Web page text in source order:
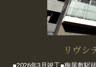
リヴシ
■2026年3月竣工■梅屋敷駅